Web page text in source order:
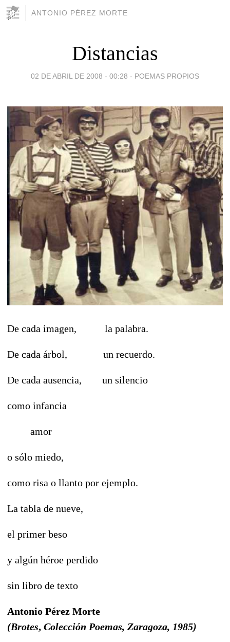
ANTONIO PÉREZ MORTE
Distancias
02 DE ABRIL DE 2008 - 00:28 - POEMAS PROPIOS
De cada imagen, la palabra.
De cada árbol, un recuerdo.
De cada ausencia, un silencio
como infancia
amor
o sólo miedo,
como risa o llanto por ejemplo.
La tabla de nueve,
el primer beso
y algún héroe perdido
sin libro de texto
Antonio Pérez Morte
(Brotes, Colección Poemas, Zaragoza, 1985)